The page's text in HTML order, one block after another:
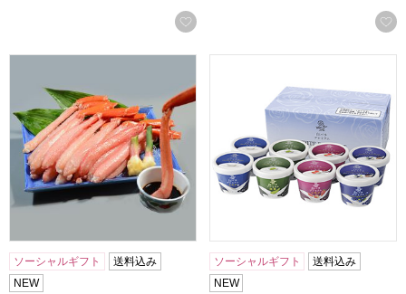
お気に入りに登録する
ソーシャルギフト
送料込み
NEW
ソーシャルギフト
送料込み
NEW